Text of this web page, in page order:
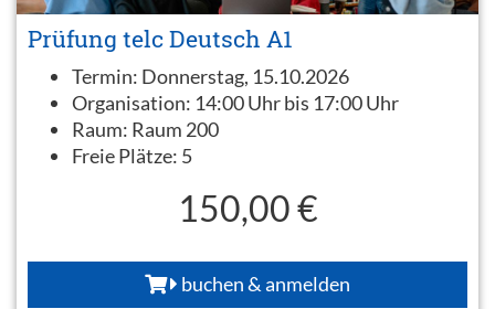
Prüfung telc Deutsch A1
Termin: Donnerstag, 15.10.2026
Organisation: 14:00 Uhr bis 17:00 Uhr
Raum: Raum 200
Freie Plätze: 5
150,00 €
buchen & anmelden